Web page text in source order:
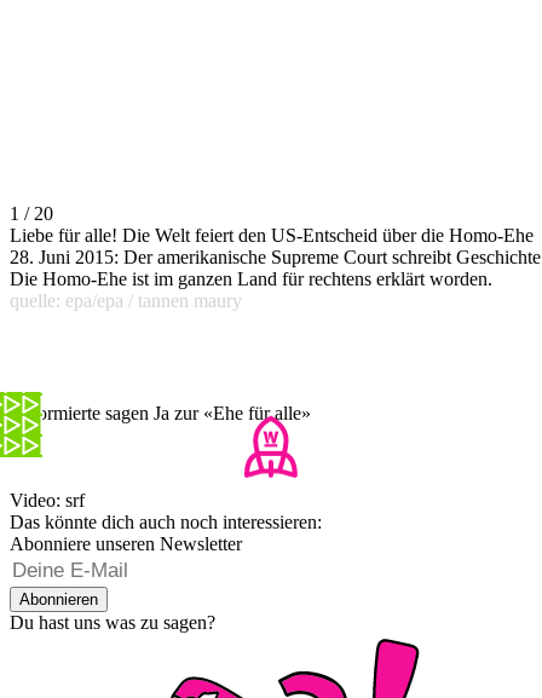
1 / 20
Liebe für alle! Die Welt feiert den US-Entscheid über die Homo-Ehe
28. Juni 2015: Der amerikanische Supreme Court schreibt
Die Homo-Ehe ist im ganzen Land für rechtens erklärt worden.
quelle: epa/epa / tannen maury
Reformierte sagen Ja zur «Ehe für alle»
Video: srf
Das könnte dich auch noch interessieren:
Abonniere unseren Newsletter
Abonnieren
Du hast uns was zu sagen?